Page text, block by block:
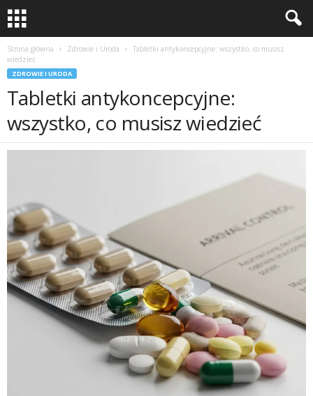
Strona główna Zdrowie i Uroda
Tabletki antykoncepcyjne: wszystko, co musisz
wiedzieć
ZDROWIE I URODA
Tabletki antykoncepcyjne:
wszystko, co musisz wiedzieć